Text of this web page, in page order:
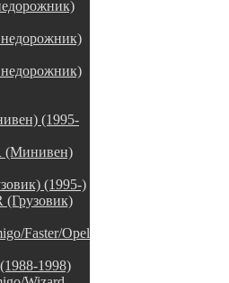
(1995-
(Минивен)
(1995-)
(Грузовик)
Faster/Opel
1998)